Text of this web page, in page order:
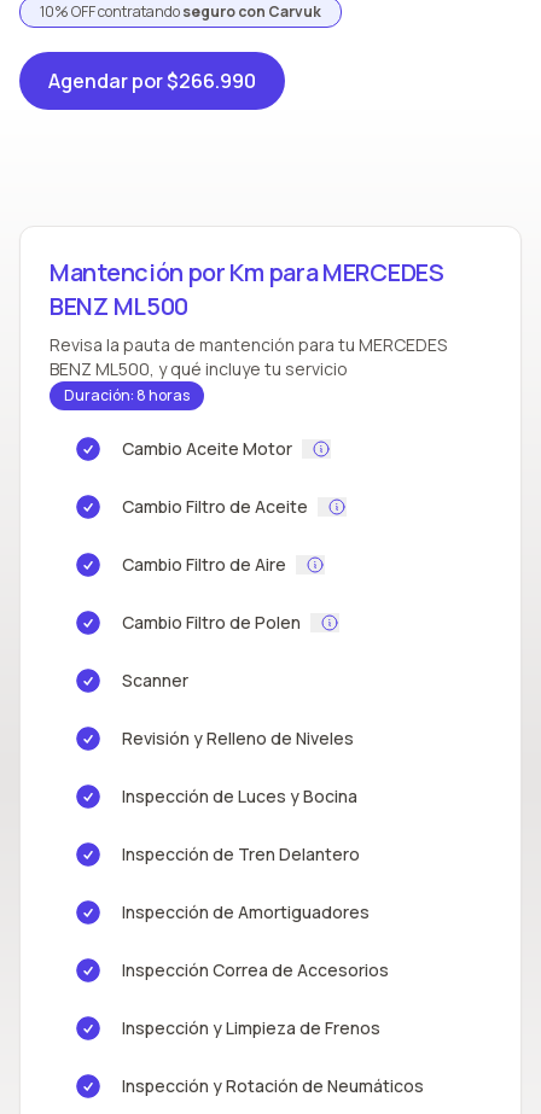
10% OFF contratandoseguro con Carvuk
Agendarpor $266.990
Mantención por Km para MERCEDES
BENZ ML500
Revisa la pauta de mantención para tu MERCEDES
BENZ ML500, y qué incluye tu servicio
Duración: 8 horas
Cambio Aceite Motor
Cambio Filtro de Aceite
Cambio Filtro de Aire
Cambio Filtro de Polen
Scanner
Revisión y Relleno de Niveles
Inspección de Luces y Bocina
Inspección de Tren Delantero
Inspección de Amortiguadores
Inspección Correa de Accesorios
Inspección y Limpieza de Frenos
Inspección y Rotación de Neumáticos